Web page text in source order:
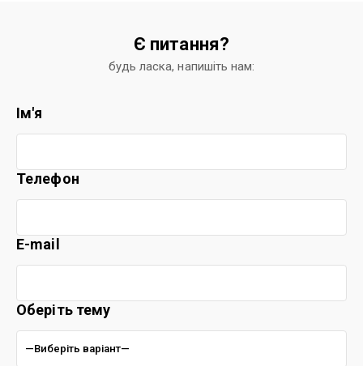
Є питання?
будь ласка, напишіть нам:
Ім'я
Телефон
E-mail
Оберіть тему